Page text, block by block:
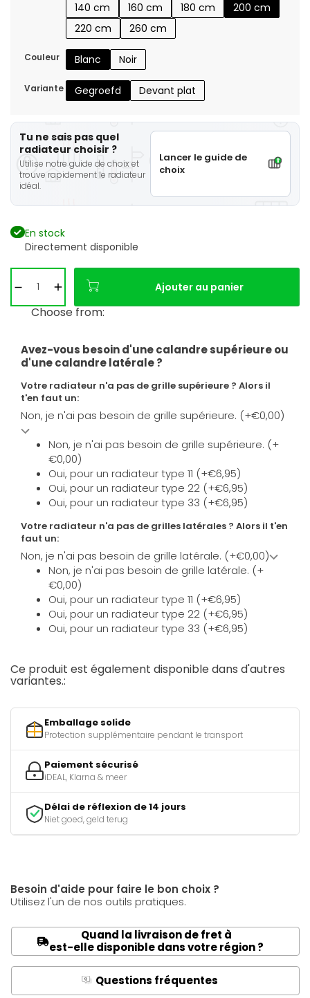
140 cm
160 cm 180 cm
200 cm
220 cm
260 cm
Couleur Blanc Noir
Variante Gegroefd Devant plat
Tu ne sais pas quel
radiateur choisir ?
Utilise notre guide de choix et
trouve rapidement le radiateur
idéal.
Lancer le guide de
choix
En stock
Directement disponible
Ajouter au panier
Choose from:
Avez-vous besoin d'une calandre supérieure ou
d'une calandre latérale ?
Votre radiateur n'a pas de grille supérieure ? Alors il
t'en faut un:
Non, je n'ai pas besoin de grille supérieure. (+€0,00)
Non, je n'ai pas besoin de grille supérieure. (+
€0,00)
Oui, pour un radiateur type 11 (+€6,95)
Oui, pour un radiateur type 22 (+€6,95)
Oui, pour un radiateur type 33 (+€6,95)
Votre radiateur n'a pas de grilles latérales ? Alors il t'en
faut un:
Non, je n'ai pas besoin de grille latérale. (+€0,00)
Non, je n'ai pas besoin de grille latérale. (+
€0,00)
Oui, pour un radiateur type 11 (+€6,95)
Oui, pour un radiateur type 22 (+€6,95)
Oui, pour un radiateur type 33 (+€6,95)
Ce produit est également disponible dans d'autres
variantes.:
Emballage solide
Protection supplémentaire pendant le transport
Paiement sécurisé
iDEAL, Klarna & meer
Délai de réflexion de 14 jours
Niet goed, geld terug
Besoin d'aide pour faire le bon choix ?
Utilisez l'un de nos outils pratiques.
Quand la livraison de fret à
est-elle disponible dans votre région ?
Q Questions fréquentes